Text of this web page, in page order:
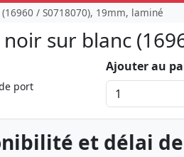
/ S0718070), 19mm, laminé
sur blanc
port
Ajouter au
et délai